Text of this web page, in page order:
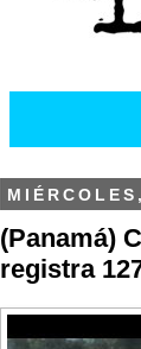
(Panamá)
registra